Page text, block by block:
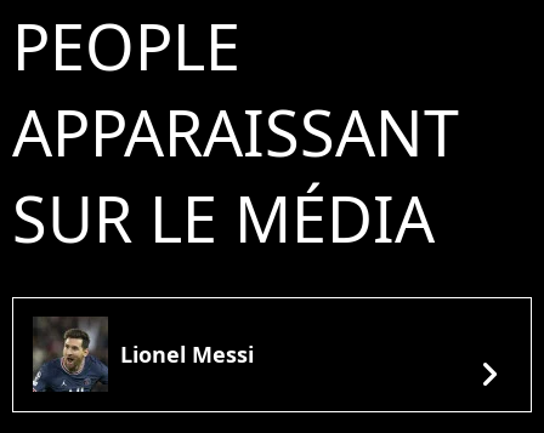
PEOPLE
APPARAISSANT
SUR LE MÉDIA
Lionel Messi chevron_right